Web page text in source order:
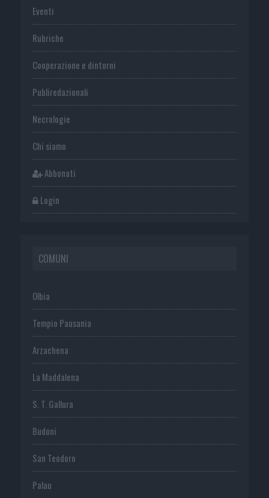
Eventi
Rubriche
Cooperazione e dintorni
Publiredazionali
Necrologie
Chi siamo
Abbonati
Login
COMUNI
Olbia
Tempio Pausania
Arzachena
La Maddalena
S. T. Gallura
Budoni
San Teodoro
Palau